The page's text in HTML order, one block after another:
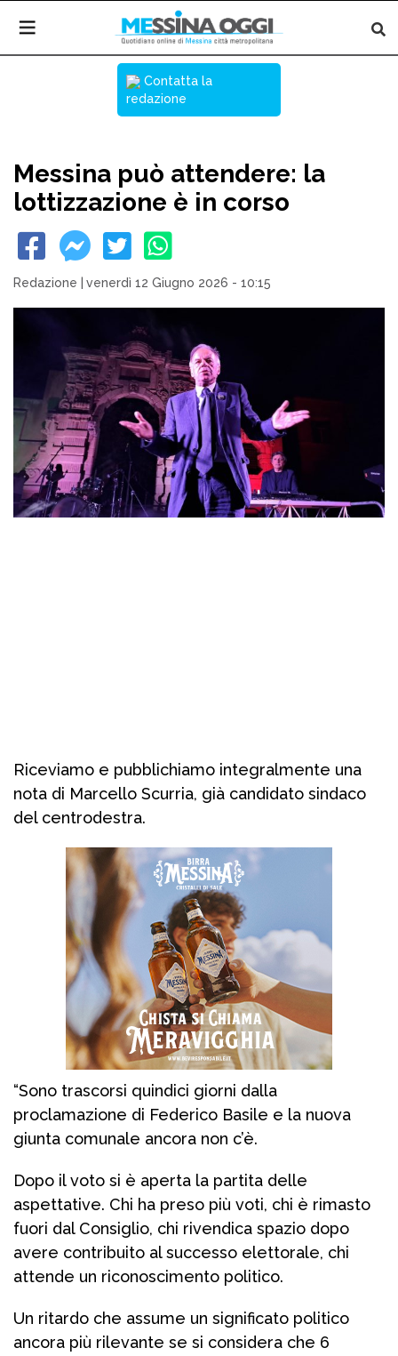
Contatta la
redazione
Messina può attendere: la
lottizzazione è in corso
Redazione venerdì 12 Giugno 2026 - 10:15
Riceviamo e pubblichiamo integralmente una
nota di Marcello Scurria, già candidato sindaco
del centrodestra.
“Sono trascorsi quindici giorni dalla
proclamazione di Federico Basile e la nuova
giunta comunale ancora non c’è.
Dopo il voto si è aperta la partita delle
aspettative. Chi ha preso più voti, chi è rimasto
fuori dal Consiglio, chi rivendica spazio dopo
avere contribuito al successo elettorale, chi
attende un riconoscimento politico.
Un ritardo che assume un significato politico
ancora più rilevante se si considera che 6